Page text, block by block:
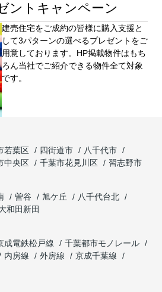
ントキャンペーン
建売住宅をご成約の皆様に購⼊⽀援と
して3パターンの選べるプレゼントをご
用意しております。HP掲載物件はもち
ろん当社でご紹介できる物件全て対象
です。
若葉区 四街道市
八千代市
中央区 千葉市花見川区
習志野市
曽谷 旭ケ丘
八千代台北
和田新田
成電鉄松戸線
千葉都市モノレール
内房線 外房線
京成千葉線